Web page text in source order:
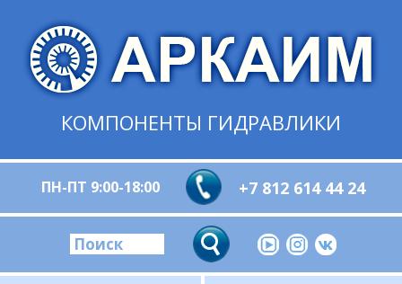
КОМПОНЕНТЫ ГИДРАВЛИКИ
ПН-ПТ 9:00-18:00 +7 812 614 44 24